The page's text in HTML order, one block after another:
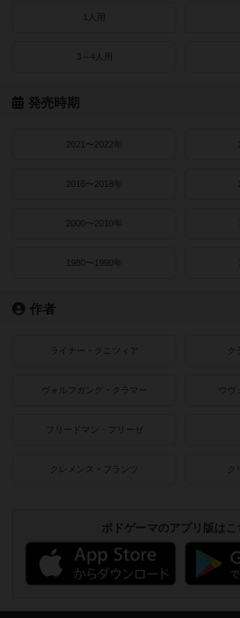
1人用
3～4人用
発売時期
2021〜2022年
2016〜2018年
2000〜2010年
1980〜1990年
作者
ライナー・クニツィア
ヴォルフガング・クラマー ウ
フリードマン・フリーゼ
クレメンス・フランツ ク
ボドゲーマのアプリ版はこ